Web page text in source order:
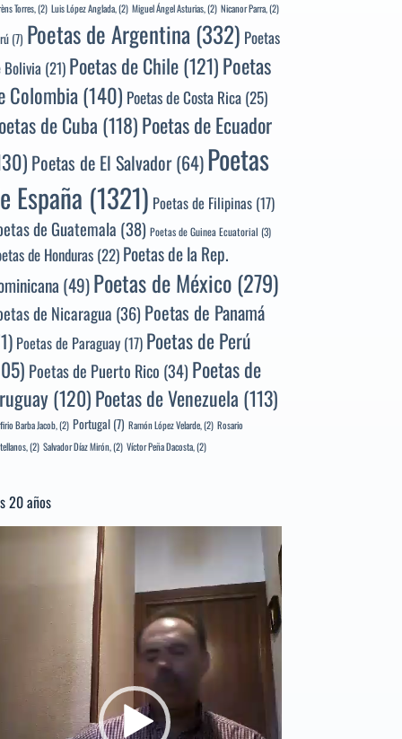
Torres,(2) Luis López Anglada,(2) Miguel Ángel Asturias,(2) Nicanor Parra,(2)
(7) Poetas de Argentina(332) Poetas
Bolivia(21) Poetas de Chile(121)Poetas
Colombia(140) Poetas de Costa Rica(25)
de Cuba (118)Poetas de Ecuador
Poetas de El Salvador(64)Poetas
España (1321) Poetas de Filipinas (17)
de Guatemala (38) Poetas de Guinea Ecuatorial (3)
de Honduras(22) Poetas de la Rep.
(49)Poetas de México(279)
de Nicaragua (36) Poetas de Panamá
Poetas de Paraguay (17) Poetas de Perú
Poetas de Puerto Rico (34) Poetas de
(120)Poetas de Venezuela (113)
Barba Jacob,(2) Portugal (7) Ramón López Velarde,(2) Rosario
(2) Salvador Díaz Mirón,(2) Víctor Peña Dacosta,(2)
20 años